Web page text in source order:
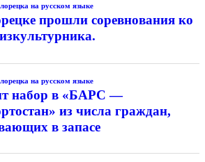
на русском языке
прошли соревнования ко
на русском языке
набор в «БАРС —
из числа граждан,
в запасе